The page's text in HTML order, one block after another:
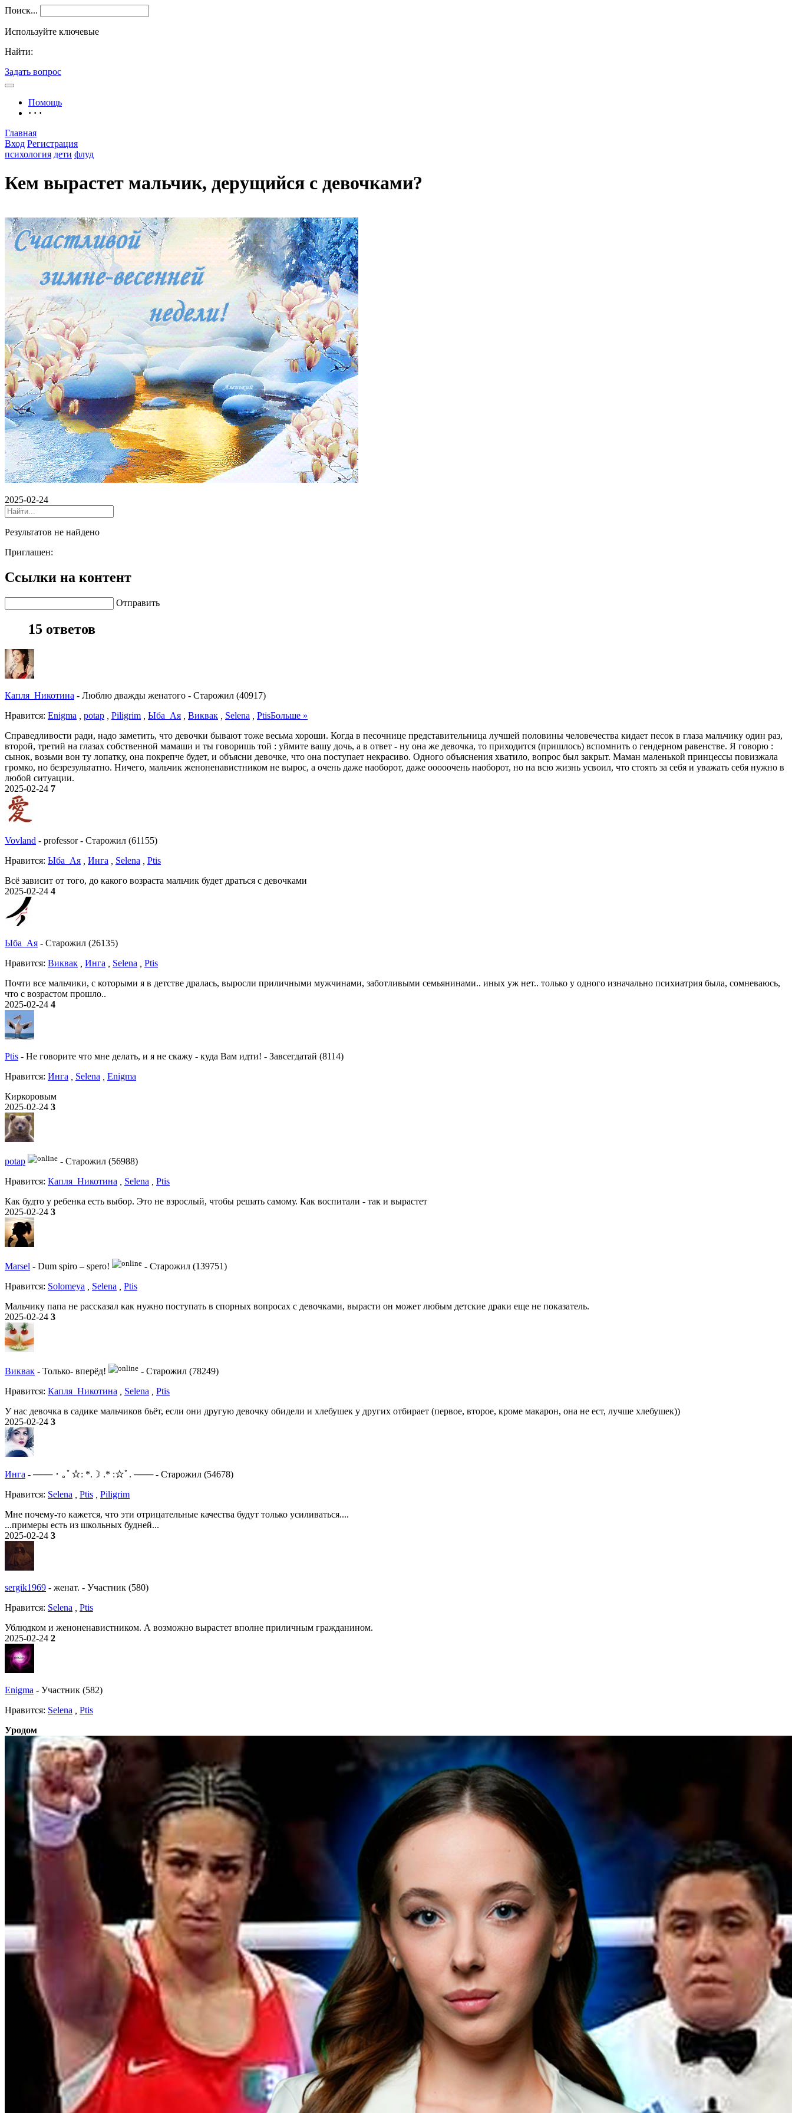
Поиск...
Используйте ключевые
Найти:
Задать вопрос
Помощь
· · ·
Главная
Вход Регистрация
психология дети флуд
Кем вырастет мальчик, дерущийся с девочками?
2025-02-24
Результатов не найдено
Приглашен:
Ссылки на контент
Отправить
15 ответов
Капля_Никотина - Люблю дважды женатого - Старожил (40917)
Нравитcя: Enigma potap Piligrim Ыба_Ая Виквак Selena PtisБольше »
Справедливости ради, надо заметить, что девочки бывают тоже весьма хороши. Когда в песочнице представительница лучшей половины человечества кидает песок в глаза мальчику один раз,
второй, третий на глазах собственной мамаши и ты говоришь той : уймите вашу дочь, а в ответ - ну она же девочка, то приходится (пришлось) вспомнить о гендерном равенстве. Я говорю :
сынок, возьми вон ту лопатку, она покрепче будет, и объясни девочке, что она поступает некрасиво. Одного объяснения хватило, вопрос был закрыт. Маман маленькой принцессы повизжала
громко, но безрезультатно. Ничего, мальчик женоненавистником не вырос, а очень даже наоборот, даже ооооочень наоборот, но на всю жизнь усвоил, что стоять за себя и уважать себя нужно в
любой ситуации.
2025-02-24 7
Vovland - professor - Старожил (61155)
Нравитcя: Ыба_Ая Инга Selena
Ptis
Всё зависит от того, до какого возраста мальчик будет драться с девочками
2025-02-24 4
Ыба_Ая - Старожил (26135)
Нравитcя: Виквак Инга Selena
Ptis
Почти все мальчики, с которыми я в детстве дралась, выросли приличными мужчинами, заботливыми семьянинами.. иных уж нет.. только у одного изначально психиатрия была, сомневаюсь,
что с возрастом прошло..
2025-02-24 4
Ptis - Не говорите что мне делать, и я не скажу - куда Вам идти! - Завсегдатай (8114)
Нравитcя: Инга Selena
Enigma
Киркоровым
2025-02-24 3
potap - Старожил (56988)
Нравитcя: Капля_Никотина Selena
Ptis
Как будто у ребенка есть выбор. Это не взрослый, чтобы решать самому. Как воспитали - так и вырастет
2025-02-24 3
Marsel - Dum spiro – spero! - Старожил (139751)
Нравитcя: Solomeya Selena
Ptis
Мальчику папа не рассказал как нужно поступать в спорных вопросах с девочками, вырасти он может любым детские драки еще не показатель.
2025-02-24 3
Виквак - Только- вперёд! - Старожил (78249)
Нравитcя: Капля_Никотина , Selena , Ptis
У нас девочка в садике мальчиков бьёт, если они другую девочку обидели и хлебушек у других отбирает (первое, второе, кроме макарон, она не ест, лучше хлебушек))
2025-02-24 3
Инга - ─── ･ ｡ﾟ☆: *.☽ .* :☆ﾟ. ─── - Старожил (54678)
Нравитcя: Selena , Ptis , Piligrim
Мне почему-то кажется, что эти отрицательные качества будут только усиливаться....
...примеры есть из школьных будней...
2025-02-24 3
sergik1969 - женат. - Участник (580)
Нравитcя: Selena , Ptis
Ублюдком и женоненавистником. А возможно вырастет вполне приличным гражданином.
2025-02-24 2
Enigma - Участник (582)
Нравитcя: Selena , Ptis
Уродом